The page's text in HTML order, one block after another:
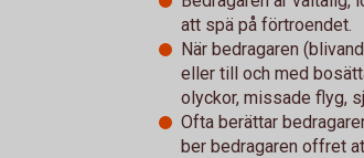
att spä på förtroendet.
När bedragaren
eller till och med
olyckor, missade flyg,
Ofta berättar
ber bedragaren offret